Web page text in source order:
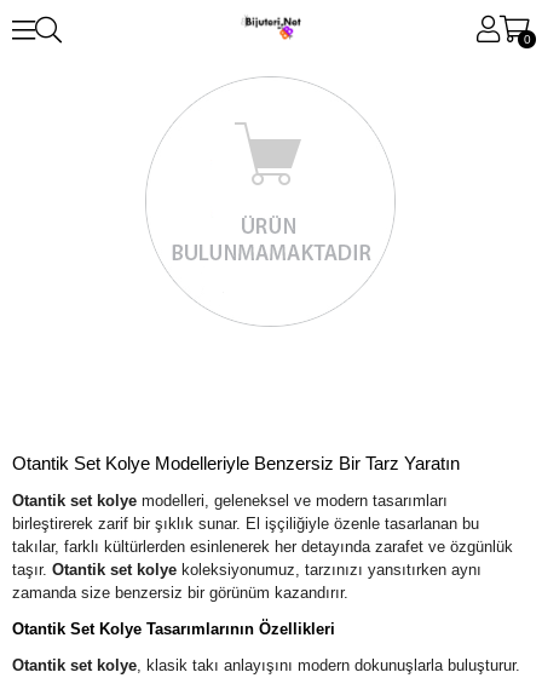
0
Otantik Set Kolye Modelleriyle Benzersiz Bir Tarz Yaratın
Otantik set kolye modelleri, geleneksel ve modern tasarımları
birleştirerek zarif bir şıklık sunar. El işçiliğiyle özenle tasarlanan bu
takılar, farklı kültürlerden esinlenerek her detayında zarafet ve özgünlük
taşır. Otantik set kolye koleksiyonumuz, tarzınızı yansıtırken aynı
zamanda size benzersiz bir görünüm kazandırır.
Otantik Set Kolye Tasarımlarının Özellikleri
Otantik set kolye, klasik takı anlayışını modern dokunuşlarla buluşturur.